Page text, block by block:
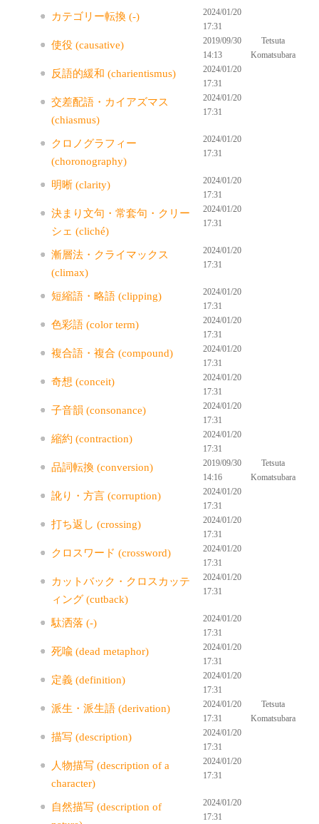
カテゴリー転換 (-)
2024/01/20
17:31
使役 (causative)
2019/09/30
14:13
Tetsuta
Komatsubara
反語的緩和 (charientismus)
2024/01/20
17:31
交差配語・カイアズマス
(chiasmus)
2024/01/20
17:31
クロノグラフィー
(choronography)
2024/01/20
17:31
明晰 (clarity)
2024/01/20
17:31
決まり文句・常套句・クリー
シェ (cliché)
2024/01/20
17:31
漸層法・クライマックス
(climax)
2024/01/20
17:31
短縮語・略語 (clipping)
2024/01/20
17:31
色彩語 (color term)
2024/01/20
17:31
複合語・複合 (compound)
2024/01/20
17:31
奇想 (conceit)
2024/01/20
17:31
子音韻 (consonance)
2024/01/20
17:31
縮約 (contraction)
2024/01/20
17:31
品詞転換 (conversion)
2019/09/30
14:16
Tetsuta
Komatsubara
訛り・方言 (corruption)
2024/01/20
17:31
打ち返し (crossing)
2024/01/20
17:31
クロスワード (crossword)
2024/01/20
17:31
カットバック・クロスカッテ
ィング (cutback)
2024/01/20
17:31
駄洒落 (-)
2024/01/20
17:31
死喩 (dead metaphor)
2024/01/20
17:31
定義 (definition)
2024/01/20
17:31
派生・派生語 (derivation)
2024/01/20
17:31
Tetsuta
Komatsubara
描写 (description)
2024/01/20
17:31
人物描写 (description of a
character)
2024/01/20
17:31
自然描写 (description of
2024/01/20
17:31